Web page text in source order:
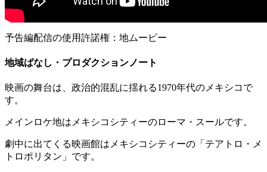
予告編配信の使用許諾権：地ムービー
地域ばなし・プロダクションノート
映画の舞台は、政治的混乱に揺れる1970年代のメキシコで
す。
メインロケ地はメキシコシティーのローマ・スールです。
劇中に出てくる映画館はメキシコシティーの「テアトロ・メ
トロポリタン」です。